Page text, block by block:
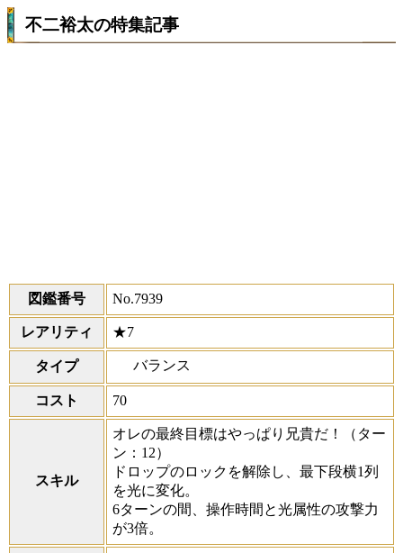
不二裕太の特集記事
図鑑番号 No.7939
レアリティ ★7
タイプ バランス
コスト 70
スキル
オレの最終目標はやっぱり兄貴だ！
（ター
ン：12）
ドロップのロックを解除し、最下段横1列
を光に変化。
6ターンの間、操作時間と光属性の攻撃力
が3倍。